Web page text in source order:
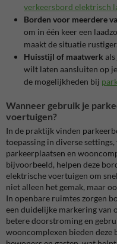
verkeersbord elektrisch
Borden voor meerdere
om in één keer een
maakt de situatie rustiger.
Huisstijl of maatwerk
wilt laten aansluiten op
de mogelijkheden bij
Wanneer gebruik je
voertuigen?
In de praktijk vinden
toepassing in diverse
parkeerplaatsen en
bijvoorbeeld, helpen deze
elektrische voertuigen om
niet alleen het gemak, maar
In openbare ruimtes zorgen
een duidelijke markering van
betere doorstroming en
wooncomplexen bieden